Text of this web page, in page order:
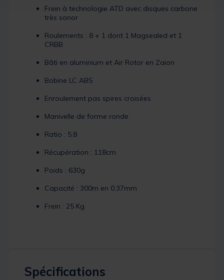
Frein à technologie ATD avec disques carbone
très sonor
Roulements : 8 + 1 dont 1 Magsealed et 1
CRBB
Bâti en aluminium et Air Rotor en Zaion
Bobine LC ABS
Enroulement pas spires croisées
Manivelle de forme ronde
Ratio : 5.8
Récupération : 118cm
Poids : 630g
Capacité : 300m en 0.37mm
Frein : 25 Kg
Spécifications